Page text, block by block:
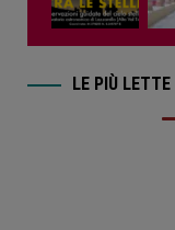
LE PIÙ